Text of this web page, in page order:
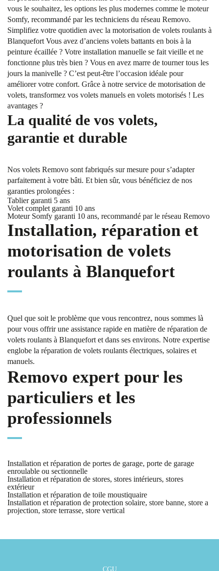
vous le souhaitez, les options les plus modernes comme le moteur
Somfy, recommandé par les techniciens du réseau Removo.
Simplifiez votre quotidien avec la motorisation de volets roulants à
Blanquefort Vous avez d’anciens volets battants en bois à la
peinture écaillée ? Votre installation manuelle se fait vieille et ne
fonctionne plus très bien ? Vous en avez marre de tourner tous les
jours la manivelle ? C’est peut-être l’occasion idéale pour
améliorer votre confort. Grâce à notre service de motorisation de
volets, transformez vos volets manuels en volets motorisés ! Les
avantages ?
La qualité de vos volets,
garantie et durable
Nos volets Removo sont fabriqués sur mesure pour s’adapter
parfaitement à votre bâti. Et bien sûr, vous bénéficiez de nos
garanties prolongées :
Tablier garanti 5 ans
Volet complet garanti 10 ans
Moteur Somfy garanti 10 ans, recommandé par le réseau Removo
Installation, réparation et
motorisation de volets
roulants à Blanquefort
Quel que soit le problème que vous rencontrez, nous sommes là
pour vous offrir une assistance rapide en matière de réparation de
volets roulants à Blanquefort et dans ses environs. Notre expertise
englobe la réparation de volets roulants électriques, solaires et
manuels.
Removo expert pour les
particuliers et les
professionnels
Installation et réparation de portes de garage, porte de garage
enroulable ou sectionnelle
Installation et réparation de stores, stores intérieurs, stores
extérieur
Installation et réparation de toile moustiquaire
Installation et réparation de protection solaire, store banne, store a
projection, store terrasse, store vertical
CGU